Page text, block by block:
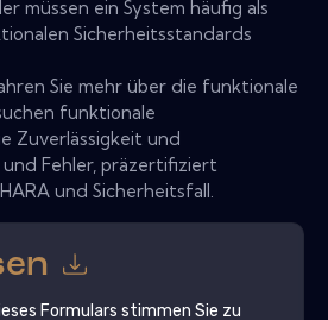
müssen ein System häufig als
Sicherheitsstandards
Sie mehr über die funktionale
funktionale
Zuverlässigkeit und
Fehler, präzertifiziert
und Sicherheitsfall.
Formulars stimmen Sie zu